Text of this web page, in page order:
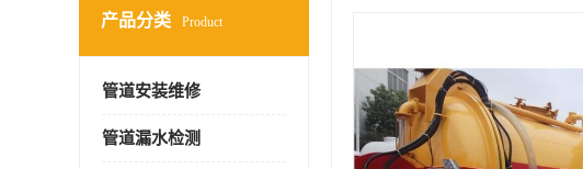
产品分类 Product
管道安装维修
管道漏水检测